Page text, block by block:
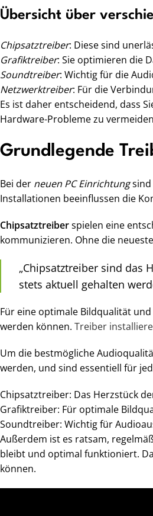
Übersicht über
Chipsatztreiber: Diese sind
Grafiktreiber: Sie optimieren die
Soundtreiber: Wichtig für die
Netzwerktreiber: Für die
Es ist daher entscheidend, dass
Hardware-Probleme zu
Grundlegende
Bei der neuen PC Einrichtungsind
Installationen beeinflussen die
Chipsatztreiberspielen eine
kommunizieren. Ohne die
„Chipsatztreiber sind das
stets aktuell gehalten
Für eine optimale Bildqualität
werden können. Treiber
Um die bestmögliche
werden, und sind essentiell für
Chipsatztreiber: Das Herzstück
Grafiktreiber: Für optimale
Soundtreiber: Wichtig für
Außerdem ist es ratsam,
bleibt und optimal funktioniert.
können.